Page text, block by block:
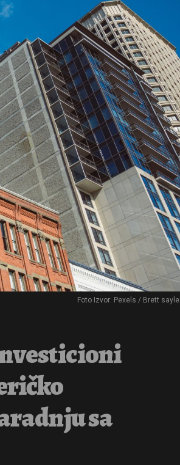
Foto Izvor: Pexels / Brett
sa